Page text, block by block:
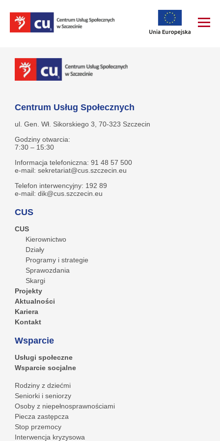
Centrum Usług Społecznych
ul. Gen. Wł. Sikorskiego 3, 70-323 Szczecin
Godziny otwarcia:
7:30 – 15:30
Informacja telefoniczna: 91 48 57 500
e-mail: sekretariat@cus.szczecin.eu
Telefon interwencyjny: 192 89
e-mail: dik@cus.szczecin.eu
CUS
CUS
Kierownictwo
Działy
Programy i strategie
Sprawozdania
Skargi
Projekty
Aktualności
Kariera
Kontakt
Wsparcie
Usługi społeczne
Wsparcie socjalne
Rodziny z dziećmi
Seniorki i seniorzy
Osoby z niepełnosprawnościami
Piecza zastępcza
Stop przemocy
Interwencja kryzysowa